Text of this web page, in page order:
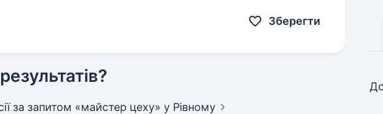
Зберегти
за запитом «майстер цеху» у Рівному